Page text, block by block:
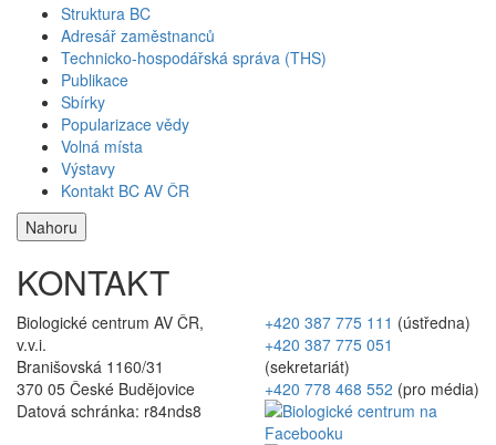
Struktura BC
Adresář zaměstnanců
Technicko-hospodářská správa (THS)
Publikace
Sbírky
Popularizace vědy
Volná místa
Výstavy
Kontakt BC AV ČR
Nahoru
KONTAKT
Biologické centrum AV ČR,
v.v.i.
Branišovská 1160/31
370 05 České Budějovice
Datová schránka: r84nds8
+420 387 775 111 (ústředna)
+420 387 775 051
(sekretariát)
+420 778 468 552 (pro média)